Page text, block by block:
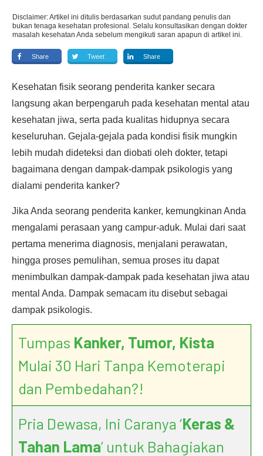
Disclaimer: Artikel ini ditulis berdasarkan sudut pandang penulis dan
bukan tenaga kesehatan profesional. Selalu konsultasikan dengan dokter
masalah kesehatan Anda sebelum mengikuti saran apapun di artikel ini.
Share Tweet Share
Kesehatan fisik seorang penderita kanker secara
langsung akan berpengaruh pada kesehatan mental atau
kesehatan jiwa, serta pada kualitas hidupnya secara
keseluruhan. Gejala-gejala pada kondisi fisik mungkin
lebih mudah dideteksi dan diobati oleh dokter, tetapi
bagaimana dengan dampak-dampak psikologis yang
dialami penderita kanker?
Jika Anda seorang penderita kanker, kemungkinan Anda
mengalami perasaan yang campur-aduk. Mulai dari saat
pertama menerima diagnosis, menjalani perawatan,
hingga proses pemulihan, semua proses itu dapat
menimbulkan dampak-dampak pada kesehatan jiwa atau
mental Anda. Dampak semacam itu disebut sebagai
dampak psikologis.
Tumpas Kanker, Tumor, Kista
Mulai 30 Hari Tanpa Kemoterapi
dan Pembedahan?!
Pria Dewasa, Ini Caranya ‘Keras &
Tahan Lama’ untuk Bahagiakan